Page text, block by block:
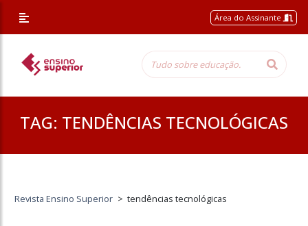
Área do Assinante
TAG: TENDÊNCIAS TECNOLÓGICAS
Revista Ensino Superior > tendências tecnológicas